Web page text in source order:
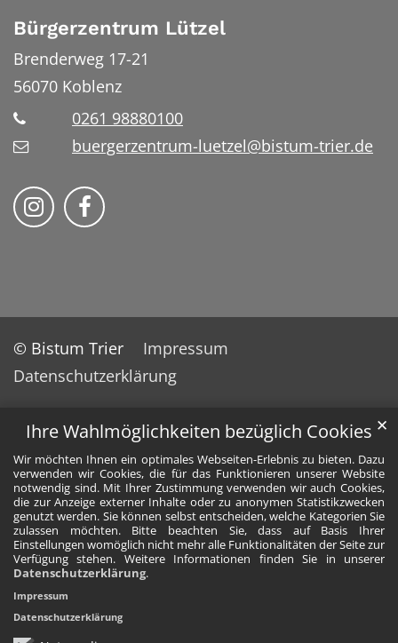
Ihre Wahlmöglichkeiten bezüglich Cookies
Wir möchten Ihnen ein optimales Webseiten-Erlebnis zu bieten. Dazu
verwenden wir Cookies, die für das Funktionieren unserer Website
notwendig sind. Mit Ihrer Zustimmung verwenden wir auch Cookies,
die zur Anzeige externer Inhalte oder zu anonymen Statistikzwecken
genutzt werden. Sie können selbst entscheiden, welche Kategorien Sie
zulassen möchten. Bitte beachten Sie, dass auf Basis Ihrer
Einstellungen womöglich nicht mehr alle Funktionalitäten der Seite zur
Verfügung stehen. Weitere Informationen finden Sie in unserer
Datenschutzerklärung.
✕
Impressum
Datenschutzerklärung
Bürgerzentrum Lützel
Brenderweg 17-21
56070 Koblenz
0261 98880100
buergerzentrum-luetzel@bistum-trier.de
Folge uns auf Instragram
Folge uns auf Facebook
© Bistum Trier
Impressum
Datenschutzerklärung